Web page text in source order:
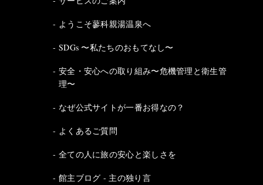
ようこそ蓼科親湯温泉へ
SDGs 〜私たちのおもてなし〜
安全・安心への取り組み〜危機管理と衛生管
理〜
なぜ公式サイトが一番お得なの？
よくあるご質問
全ての人に旅の安心と楽しさを
館主ブログ - 主の独り言